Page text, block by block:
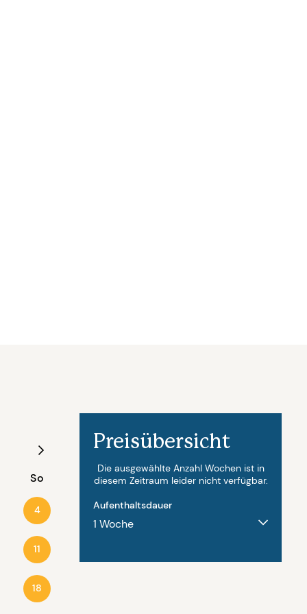
So
4
11
18
August - 2027
Mo Di Mi Do
Preisübersicht
Die ausgewählte Anzahl Wochen ist in
diesem Zeitraum leider nicht verfügbar.
Aufenthaltsdauer